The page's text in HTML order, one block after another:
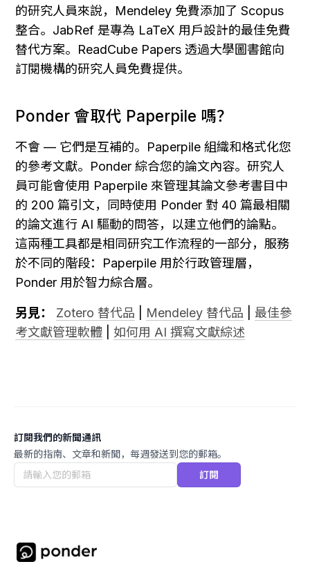
的研究人員來說，Mendeley 免費添加了 Scopus
整合。JabRef 是專為 LaTeX 用戶設計的最佳免費
替代方案。ReadCube Papers 透過大學圖書館向
訂閱機構的研究人員免費提供。
Ponder 會取代 Paperpile 嗎？
不會 — 它們是互補的。Paperpile 組織和格式化您
的參考文獻。Ponder 綜合您的論文內容。研究人
員可能會使用 Paperpile 來管理其論文參考書目中
的 200 篇引文，同時使用 Ponder 對 40 篇最相關
的論文進行 AI 驅動的問答，以建立他們的論點。
這兩種工具都是相同研究工作流程的一部分，服務
於不同的階段：Paperpile 用於行政管理層，
Ponder 用於智力綜合層。
另見： Zotero 替代品 Mendeley 替代品
最佳參
考文獻管理軟體
如何用 AI 撰寫文獻綜述
訂閱我們的新聞通訊
最新的指南、文章和新聞，每週發送到您的郵箱。
訂閱